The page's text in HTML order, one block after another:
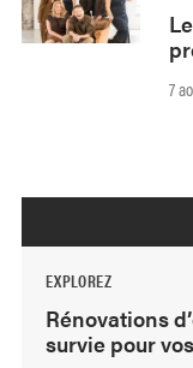
7
EXPLOREZ
Rénovations
survie pour